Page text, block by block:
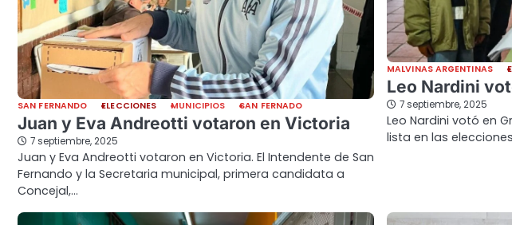
SAN FERNANDO ELECCIONES MUNICIPIOS SAN FERNADO
Juan y Eva Andreotti votaron en Victoria
7 septiembre, 2025
Juan y Eva Andreotti votaron en Victoria. El Intendente de San
Fernando y la Secretaria municipal, primera candidata a
Concejal,…
MALVINAS ARGENTINAS
Leo Nardini
7 septiembre, 2025
Leo Nardini votó en
lista en las